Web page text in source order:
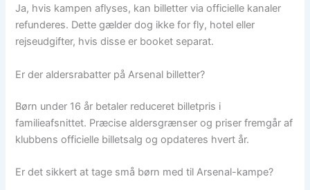
Ja, hvis kampen aflyses, kan billetter via officielle kanaler
refunderes. Dette gælder dog ikke for fly, hotel eller
rejseudgifter, hvis disse er booket separat.
Er der aldersrabatter på Arsenal billetter?
Børn under 16 år betaler reduceret billetpris i
familieafsnittet. Præcise aldersgrænser og priser fremgår af
klubbens officielle billetsalg og opdateres hvert år.
Er det sikkert at tage små børn med til Arsenal-kampe?